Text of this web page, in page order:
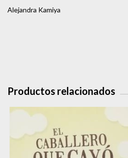
Alejandra Kamiya
Productos relacionados